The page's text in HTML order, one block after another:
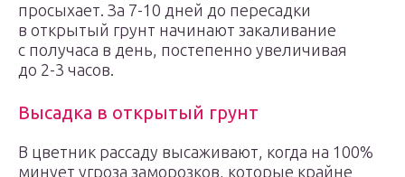
просыхает. За 7-10 дней до пересадки
в открытый грунт начинают закаливание
с получаса в день, постепенно увеличивая
до 2-3 часов.
Высадка в открытый грунт
В цветник рассаду высаживают, когда на 100%
минует угроза заморозков, которые крайне